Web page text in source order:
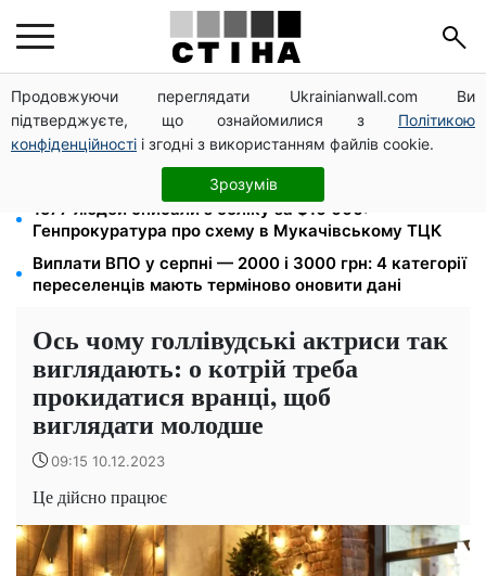
Продовжуючи переглядати Ukrainianwall.com Ви
підтверджуєте, що ознайомилися з Політикою
конфіденційності і згодні з використанням файлів cookie.
Зрозумів
Пенсія по інвалідності III групи з вересня: від 2595
до 10 625 грн — хто скільки отримає
10 заявок — і МСЦ МВС приїде у громаду: обмін
прав, реєстрація авто та міжнародне посвідчення
1577 людей списали з обліку за $10 000:
Генпрокуратура про схему в Мукачівському ТЦК
Виплати ВПО у серпні — 2000 і 3000 грн: 4 категорії
переселенців мають терміново оновити дані
Ось чому голлівудські актриси так
виглядають: о котрій треба
прокидатися вранці, щоб
виглядати молодше
09:15 10.12.2023
Це дійсно працює